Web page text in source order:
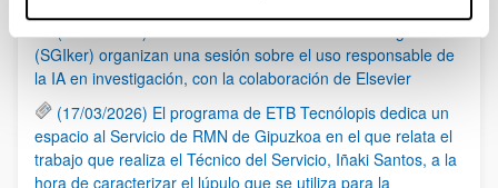
(SGIker) organizan una sesión sobre el uso responsable de
la IA en investigación, con la colaboración de Elsevier
(17/03/2026) El programa de ETB Tecnólopis dedica un
espacio al Servicio de RMN de Gipuzkoa en el que relata el
trabajo que realiza el Técnico del Servicio, Iñaki Santos, a la
hora de caracterizar el lúpulo que se utiliza para la